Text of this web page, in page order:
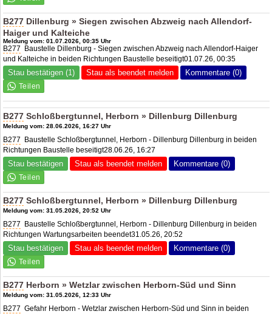
B277 Dillenburg » Siegen zwischen Abzweig nach Allendorf-
Haiger und Kalteiche
Meldung vom: 01.07.2026, 00:35 Uhr
B277
Baustelle Dillenburg - Siegen zwischen Abzweig nach Allendorf-Haiger
und Kalteiche in beiden Richtungen Baustelle beseitigt01.07.26, 00:35
Stau bestätigen (1) Stau als beendet melden Kommentare (0)
B277 Schloßbergtunnel, Herborn » Dillenburg Dillenburg
Meldung vom: 28.06.2026, 16:27 Uhr
B277
Baustelle Schloßbergtunnel, Herborn - Dillenburg Dillenburg in beiden
Richtungen Baustelle beseitigt28.06.26, 16:27
Stau bestätigen Stau als beendet melden Kommentare (0)
B277 Schloßbergtunnel, Herborn » Dillenburg Dillenburg
Meldung vom: 31.05.2026, 20:52 Uhr
B277
Baustelle Schloßbergtunnel, Herborn - Dillenburg Dillenburg in beiden
Richtungen Wartungsarbeiten beendet31.05.26, 20:52
Stau bestätigen Stau als beendet melden Kommentare (0)
B277 Herborn » Wetzlar zwischen Herborn-Süd und Sinn
Meldung vom: 31.05.2026, 12:33 Uhr
B277 Gefahr Herborn - Wetzlar zwischen Herborn-Süd und Sinn in beiden